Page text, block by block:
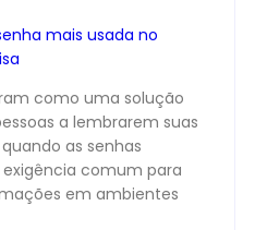
mais usada no
como uma solução
a lembrarem suas
as senhas
comum para
em ambientes